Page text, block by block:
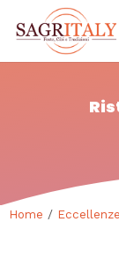
Home / Eccellenze